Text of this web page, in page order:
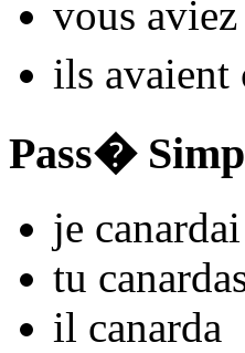
vous
ils avaient
Pass�
je canardai
tu canard
il canarda